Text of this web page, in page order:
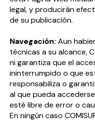
legal, y producirán
de su publicación.
Navegación: Aun
técnicas a su alcance,
ni garantiza que el
ininterrumpido o que
responsabiliza o
al que pueda
esté libre de error o
En ningún caso